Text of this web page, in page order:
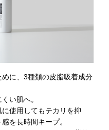
に、3種類の皮脂吸着成分
い肌へ。
使用してもテカリを抑
を長時間キープ。